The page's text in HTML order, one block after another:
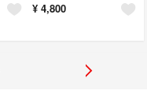
¥ 4,800